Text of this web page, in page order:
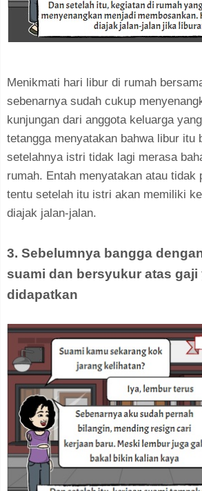
Menikmati hari libur di rumah
sebenarnya sudah cukup
kunjungan dari anggota keluarga
tetangga menyatakan bahwa libur itu
setelahnya istri tidak lagi merasa
rumah. Entah menyatakan atau tidak
tentu setelah itu istri akan memiliki
diajak jalan-jalan.
3. Sebelumnya bangga
suami dan bersyukur atas gaji
didapatkan